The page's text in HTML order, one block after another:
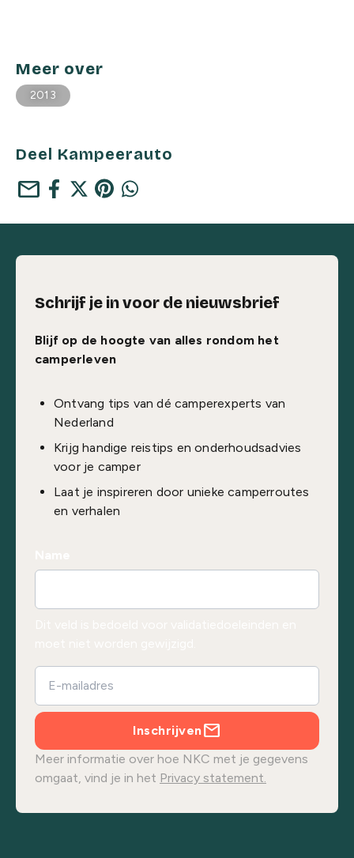
Meer over
2013
Deel Kampeerauto
mail
Schrijf je in voor de nieuwsbrief
Blijf op de hoogte van alles rondom het
camperleven
Ontvang tips van dé camperexperts van
Nederland
Krijg handige reistips en onderhoudsadvies
voor je camper
Laat je inspireren door unieke camperroutes
en verhalen
Inschrijven
Meer informatie over hoe NKC met je gegevens
omgaat, vind je in het Privacy statement.